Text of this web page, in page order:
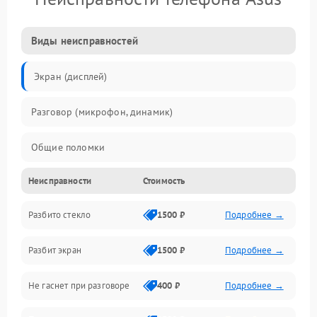
Виды неисправностей
Экран (дисплей)
Разговор (микрофон, динамик)
Общие поломки
Проблемы связи
Камеры
Проблемы с дисплеем и сенсором
Зарядка
Неисправности Стоимость
Разбито стекло 1500 ₽ Подробнее →
Разбит экран 1500 ₽ Подробнее →
Не гаснет при разговоре 400 ₽ Подробнее →